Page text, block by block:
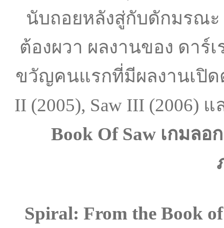
นับถอยหลังสู่กับดักมรณ
ต้องผวา ผลงานของ ดาร์
ขวัญคนแรกที่มีผลงานเปิ
II (2005), Saw III (2006)
Book Of Saw เกมล
Spiral: From the Book